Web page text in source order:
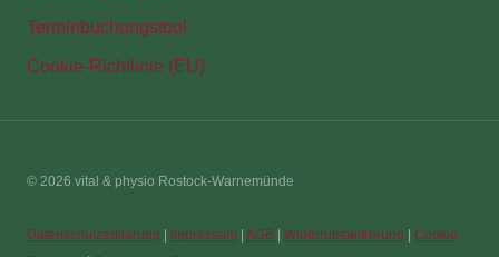
Terminbuchungstool
Cookie-Richtlinie (EU)
© 2026 vital & physio Rostock-Warnemünde
Datenschutzerklärung Impressum AGB Widerrufsbelehrung
Cookie